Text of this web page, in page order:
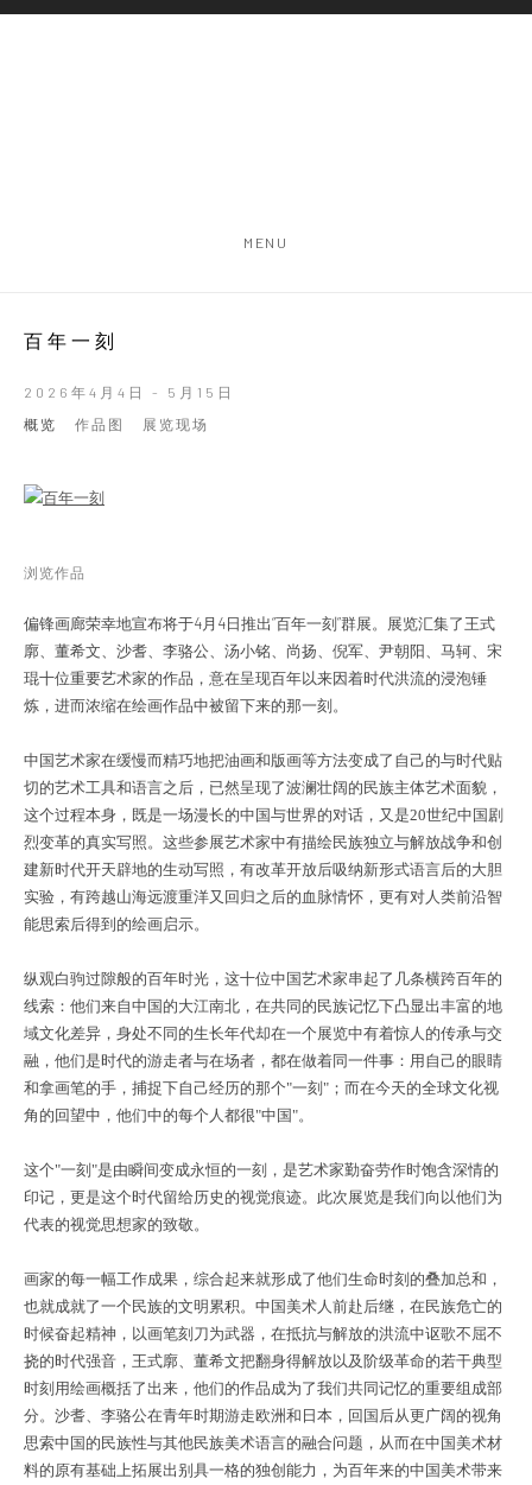
MENU
百年一刻
2026年4月4日 - 5月15日
概览
作品图 展览现场
浏览作品
偏锋画廊荣幸地宣布将于4月4日推出“百年一刻”群展。展览汇集了王式
廓、董希文、沙耆、李骆公、汤小铭、尚扬、倪军、尹朝阳、马轲、宋
琨十位重要艺术家的作品，意在呈现百年以来因着时代洪流的浸泡锤
炼，进而浓缩在绘画作品中被留下来的那一刻。
中国艺术家在缓慢而精巧地把油画和版画等方法变成了自己的与时代贴
切的艺术工具和语言之后，已然呈现了波澜壮阔的民族主体艺术面貌，
这个过程本身，既是一场漫长的中国与世界的对话，又是20世纪中国剧
烈变革的真实写照。这些参展艺术家中有描绘民族独立与解放战争和创
建新时代开天辟地的生动写照，有改革开放后吸纳新形式语言后的大胆
实验，有跨越山海远渡重洋又回归之后的血脉情怀，更有对人类前沿智
能思索后得到的绘画启示。
纵观白驹过隙般的百年时光，这十位中国艺术家串起了几条横跨百年的
线索：他们来自中国的大江南北，在共同的民族记忆下凸显出丰富的地
域文化差异，身处不同的生长年代却在一个展览中有着惊人的传承与交
融，他们是时代的游走者与在场者，都在做着同一件事：用自己的眼睛
和拿画笔的手，捕捉下自己经历的那个"一刻"；而在今天的全球文化视
角的回望中，他们中的每个人都很"中国"。
这个"一刻"是由瞬间变成永恒的一刻，是艺术家勤奋劳作时饱含深情的
印记，更是这个时代留给历史的视觉痕迹。此次展览是我们向以他们为
代表的视觉思想家的致敬。
画家的每一幅工作成果，综合起来就形成了他们生命时刻的叠加总和，
也就成就了一个民族的文明累积。中国美术人前赴后继，在民族危亡的
时候奋起精神，以画笔刻刀为武器，在抵抗与解放的洪流中讴歌不屈不
挠的时代强音，王式廓、董希文把翻身得解放以及阶级革命的若干典型
时刻用绘画概括了出来，他们的作品成为了我们共同记忆的重要组成部
分。沙耆、李骆公在青年时期游走欧洲和日本，回国后从更广阔的视角
思索中国的民族性与其他民族美术语言的融合问题，从而在中国美术材
料的原有基础上拓展出别具一格的独创能力，为百年来的中国美术带来